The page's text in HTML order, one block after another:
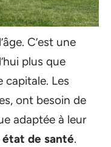
C’est une
plus que
capitale. Les
ont besoin de
adaptée à leur
état de santé.